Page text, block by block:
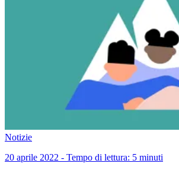
Notizie
20 aprile 2022 - Tempo di lettura: 5 minuti